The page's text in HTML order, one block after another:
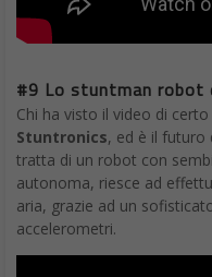
#9 Lo stuntman robot
Chi ha visto il video di
Stuntronics, ed è il futuro
tratta di un robot con
autonoma, riesce ad
aria, grazie ad un
accelerometri.